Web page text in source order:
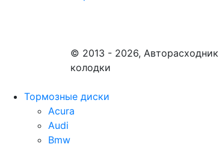
© 2013 - 2026,
колодки
Тормозные диски
Acura
Audi
Bmw